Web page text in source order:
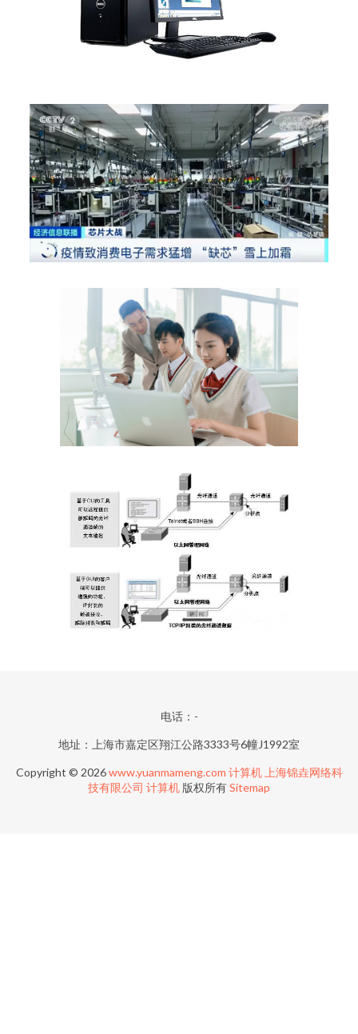
电话：-
地址：上海市嘉定区翔江公路3333号6幢J1992室
Copyright © 2026www.yuanmameng.com 计算机 上海锦垚网络科
技有限公司 计算机 版权所有Sitemap